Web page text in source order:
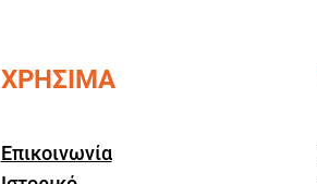
ΧΡΗΣΙΜΑ
Επικοινωνία